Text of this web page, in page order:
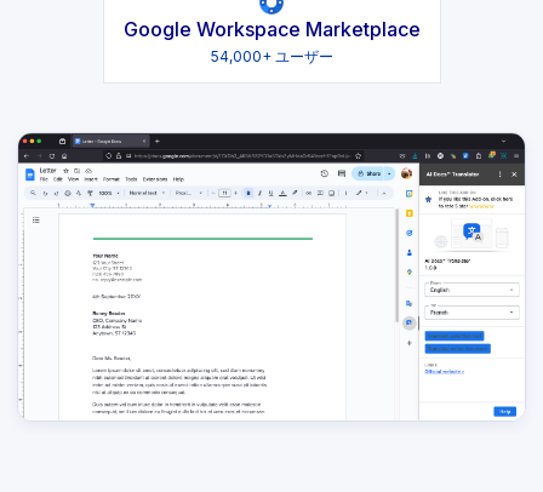
Google Workspace Marketplace
54,000+ ユーザー